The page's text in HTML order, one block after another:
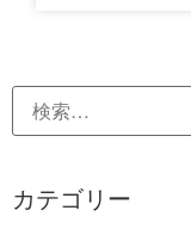
カテゴリー